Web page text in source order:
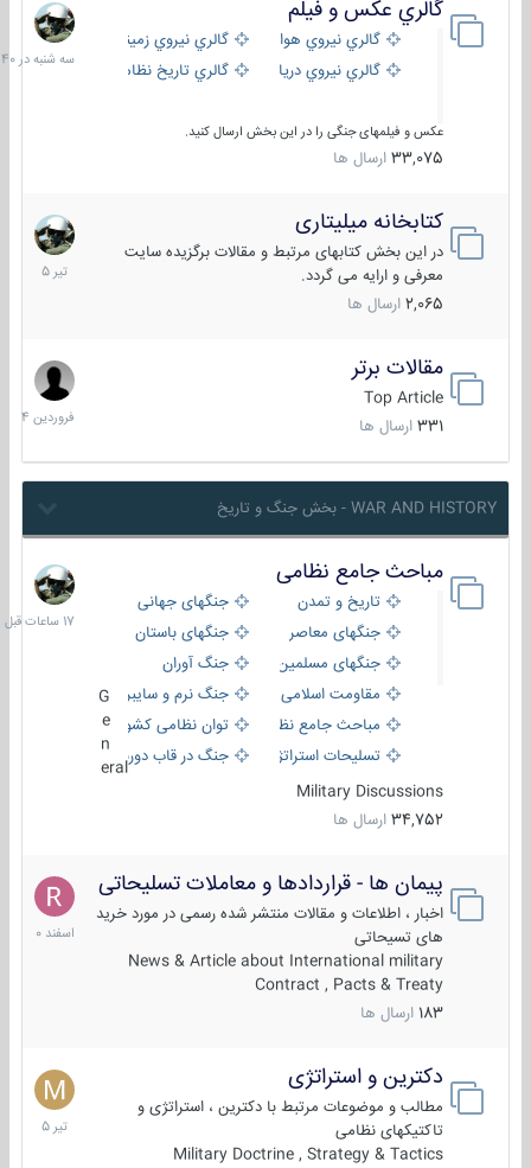
گالري عكس و فيلم
گالري نيروي هوايي
گالري نيروي زميني
گالري نيروي دريايي
گالري تاریخ نظامی
عکس و فیلمهای جنگی را در این بخش ارسال کنید.
33,075 ارسال ها
سه
شنبه
در
کتابخانه میلیتاری
در این بخش کتابهای مرتبط و مقالات برگزیده سایت
معرفی و ارایه می گردد.
2,065 ارسال ها
16
تیر
1405
مقالات برتر
Top Article
331 ارسال ها
29
فروردین
1404
WAR AND HISTORY - بخش جنگ و تاریخ
مباحث جامع نظامی
تاریخ و تمدن
جنگهای جهانی
جنگهای معاصر
جنگهای باستان
جنگهای مسلمین
جنگ آوران
مقاومت اسلامی
جنگ نرم و سایبری
مباحث جامع نظامی
توان نظامی کشورها
تسلیحات استراتژیک
جنگ در قاب دوربین
eral
Military Discussions
34,752 ارسال ها
17
ساعات
قبل
پیمان ها - قراردادها و معاملات تسلیحاتی
اخبار ، اطلاعات و مقالات منتشر شده رسمی در مورد خرید
های تسیحاتی
News & Article about International military
Contract , Pacts & Treaty
183 ارسال ها
7
اسفند
1400
دکترین و استراتژی
مطالب و موضوعات مرتبط با دکترین ، استراتژی و
تاکتیکهای نظامی
Military Doctrine , Strategy & Tactics
27
تیر
1405